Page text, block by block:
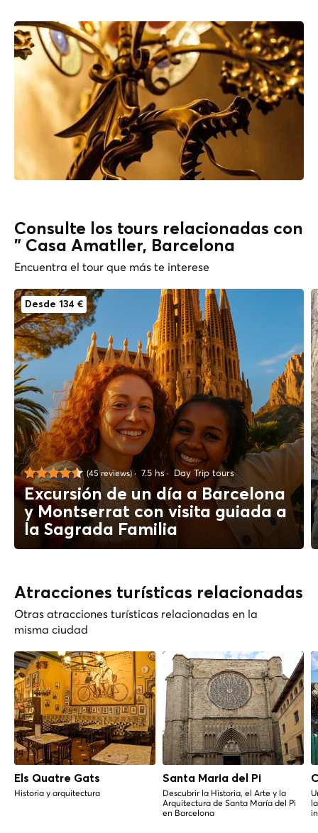
Consulte los tours relacionadas con
" Casa Amatller, Barcelona
Encuentra el tour que más te interese
Desde 134 €
(45 reviews) 7.5 hs Day Trip tours
Excursión de un día a Barcelona
y Montserrat con visita guiada a
la Sagrada Familia
Atracciones turísticas relacionadas
Otras atracciones turísticas relacionadas en la
misma ciudad
Els Quatre Gats
Historia y arquitectura
Santa Maria del Pi
Descubrir la Historia, el Arte y la
Arquitectura de Santa María del Pi
en Barcelona